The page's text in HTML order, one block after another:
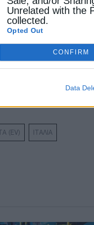
Unrelated with the
collected.
Opted Out
CONFIRM
Data
και τα φωτοβολταϊκά
deal ΕΕ-ΗΠΑ,
ζητά η αγορά
(EV) ΙΤΑΛΙΑ